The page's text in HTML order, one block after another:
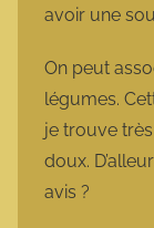
avoir une
On peut
légumes.
je trouve
doux.
avis ?